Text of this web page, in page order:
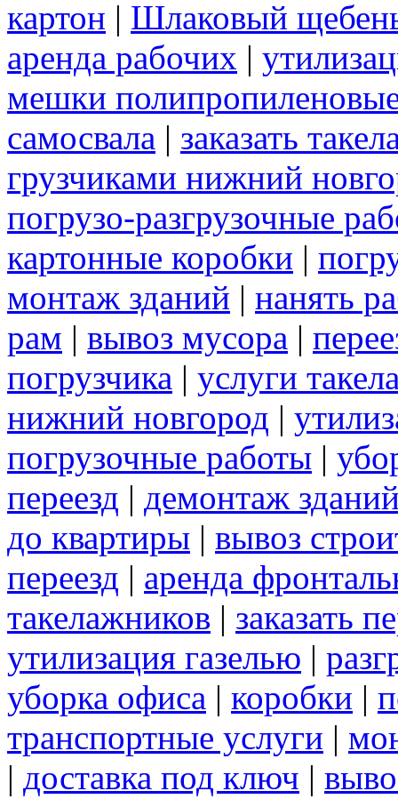
картон | Шлаковый
аренда рабочих |
мешки
самосвала | заказать
грузчиками нижний
погрузо-разгрузочные
картонные коробки |
монтаж зданий | нанять
рам | вывоз мусора |
погрузчика | услуги
нижний новгород |
погрузочные работы |
переезд | демонтаж
до квартиры | вывоз
переезд | аренда
такелажников | заказать
утилизация газелью |
уборка офиса | коробки |
транспортные услуги |
| доставка под ключ |